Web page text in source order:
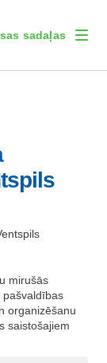
sadaļas
mirušās
pašvaldības
organizēšanu
saistošajiem